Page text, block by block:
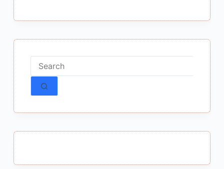
No
results